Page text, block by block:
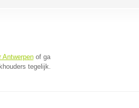
Antwerpenof ga
tegelijk.